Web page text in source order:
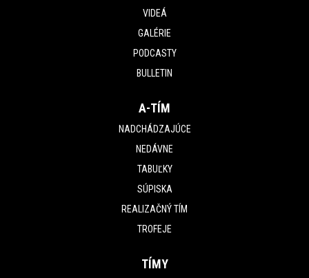
VIDEÁ
GALÉRIE
PODCASTY
BULLETIN
A-TÍM
NADCHÁDZAJÚCE
NEDÁVNE
TABUĽKY
SÚPISKA
REALIZAČNÝ TÍM
TROFEJE
TÍMY